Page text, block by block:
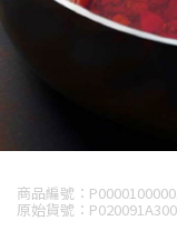
商品編號：
原始貨號：